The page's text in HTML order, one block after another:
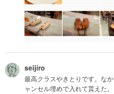
seijiro
最高クラスやきとりです。な
ャンセル埋めで入れて貰えた。